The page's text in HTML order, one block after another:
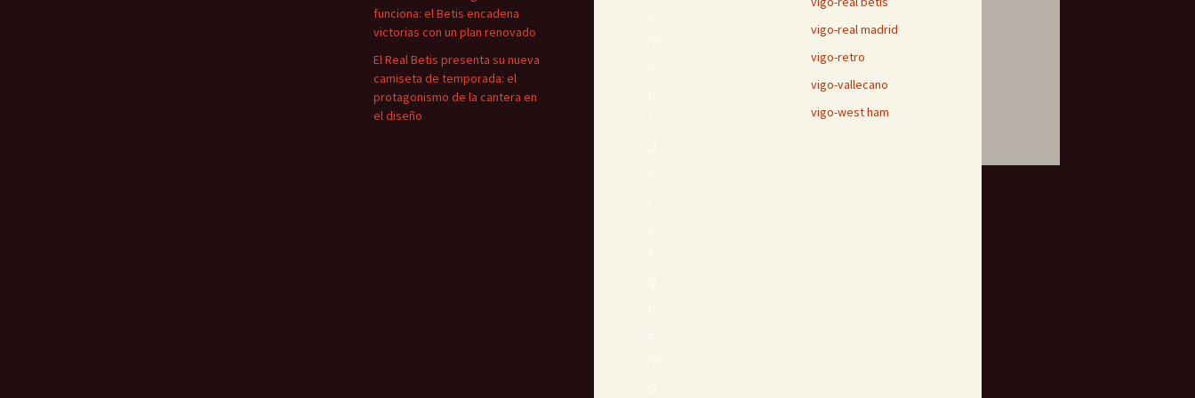
vigo-real madrid
vigo-retro
vigo-vallecano
vigo-west ham
funciona: el Betis encadena
victorias con un plan renovado
El Real Betis presenta su nueva
camiseta de temporada: el
protagonismo de la cantera en
el diseño